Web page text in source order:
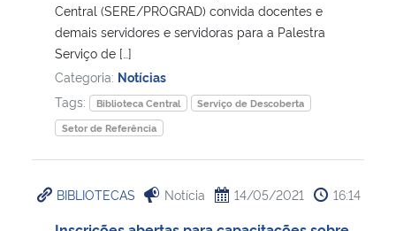
Secretaria-Geral
Secretaria de Governo
Gabinete de Segurança Institucional
Banco Central do Brasil
Central (SERE/PROGRAD) convida docentes e
demais servidores e servidoras para a Palestra
Serviço de […]
Categoria: Notícias
Tags:
Biblioteca Central
Serviço de Descoberta
Setor de Referência
BIBLIOTECAS Notícia 14/05/2021 16:14